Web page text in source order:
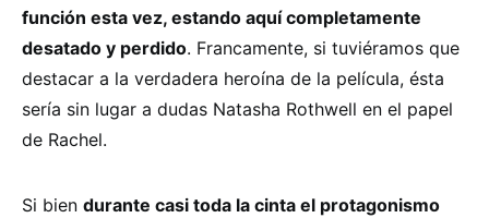
función esta vez, estando aquí completamente
desatado y perdido. Francamente, si tuviéramos que
destacar a la verdadera heroína de la película, ésta
sería sin lugar a dudas Natasha Rothwell en el papel
de Rachel.
Si bien durante casi toda la cinta el protagonismo